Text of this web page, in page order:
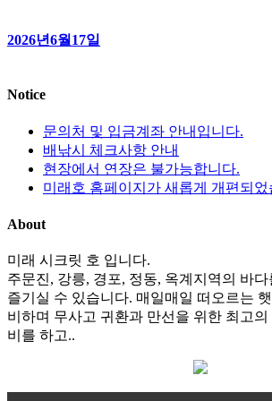
2026년6월17일
Notice
문의처 및 입금계좌 안내입니다.
배낚시 체크사항 안내
현장에서 연장은 불가능합니다.
미래호 홈페이지가 새롭게 개편되었
About
미래 시크릿 호 입니다.
주문진, 강릉, 경포, 정동, 옥계지역의 바
즐기실 수 있습니다. 매일매일 떠오르는
비하며 무사고 귀환과 만선을 위한 최고
비를 하고..